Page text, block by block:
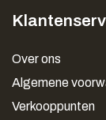
Over ons
Algemene
Verkooppunten